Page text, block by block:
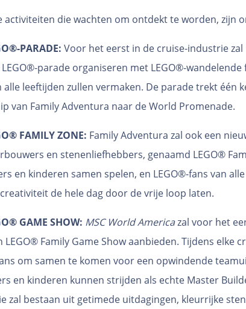
activiteiten die wachten om ontdekt te worden, zijn
PARADE: Voor het eerst in de cruise-industrie zal
parade organiseren met LEGO®-wandelende
alle leeftijden zullen vermaken. De parade trekt één
van Family Adventura naar de World Promenade.
FAMILY ZONE: Family Adventura zal ook een
en stenenliefhebbers, genaamd LEGO®
en kinderen samen spelen, en LEGO®-fans van
de hele dag door de vrije loop laten.
GAME SHOW: MSC World Americazal voor het
Family Game Show aanbieden. Tijdens elke
om samen te komen voor een opwindende
en kinderen kunnen strijden als echte Master
zal bestaan uit getimede uitdagingen, kleurrijke